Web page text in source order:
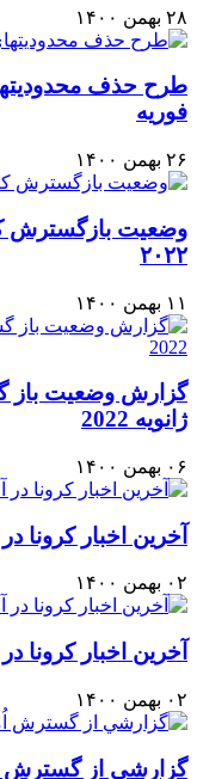
۲۸ بهمن ۱۴۰۰
فوريه
۲۶ بهمن ۱۴۰۰
۲۰۲۲
۱۱ بهمن ۱۴۰۰
ژانويه 2022
۰۶ بهمن ۱۴۰۰
آخرين اخبار كرونا در
۰۲ بهمن ۱۴۰۰
آخرين اخبار كرونا در
۰۲ بهمن ۱۴۰۰
گزارشي از گسترش